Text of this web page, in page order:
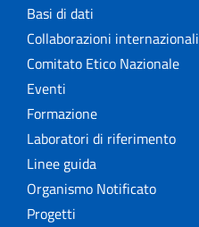
Basi di dati
Collaborazioni internazionali
Comitato Etico Nazionale
Eventi
Formazione
Laboratori di riferimento
Linee guida
Organismo Notificato
Progetti